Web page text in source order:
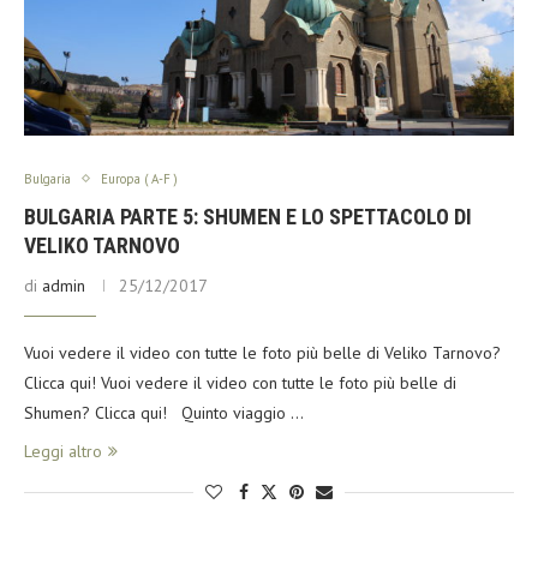
Bulgaria Europa ( A-F )
BULGARIA PARTE 5: SHUMEN E LO SPETTACOLO DI
VELIKO TARNOVO
di admin 25/12/2017
Vuoi vedere il video con tutte le foto più belle di Veliko Tarnovo?
Clicca qui! Vuoi vedere il video con tutte le foto più belle di
Shumen? Clicca qui! Quinto viaggio …
Leggi altro